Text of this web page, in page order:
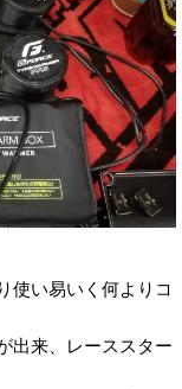
い易いく何よりコ
出来、レーススター